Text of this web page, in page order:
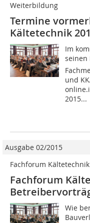
Weiterbildung
Termine
Kältetechnik
Im
seinen
und
2015...
Ausgabe 02/2015
Fachforum Kältetechnik
Fachforum
Wie